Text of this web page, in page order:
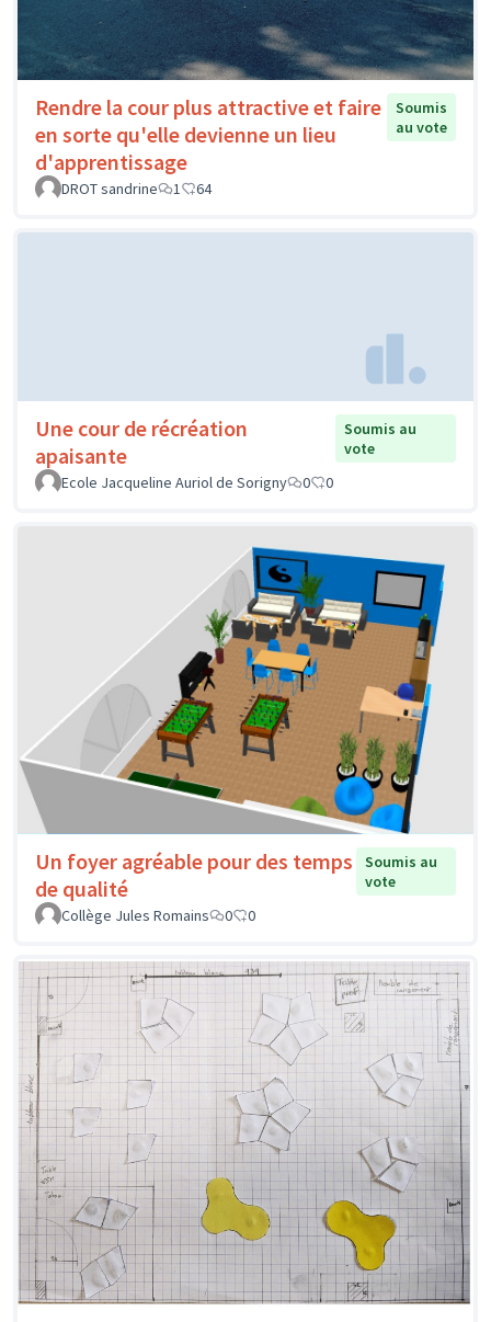
Rendre la cour plus attractive et faire
en sorte qu'elle devienne un lieu
d'apprentissage
Soumis
au vote
DROT sandrine 1 64
Une cour de récréation
apaisante
Soumis au
vote
Ecole Jacqueline Auriol de Sorigny
0 0
Un foyer agréable pour des temps
de qualité
Soumis au
vote
Collège Jules Romains
0 0